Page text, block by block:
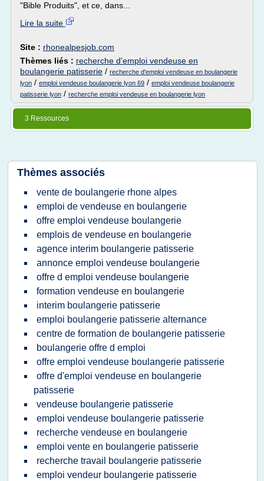
"Bible Produits", et ce, dans...
Lire la suite
Site : rhonealpesjob.com
Thèmes liés : recherche d'emploi vendeuse en
boulangerie patisserie / recherche d'emploi vendeuse en boulangerie
lyon / emploi vendeuse boulangerie lyon 69 / emploi vendeuse boulangerie
patisserie lyon / recherche emploi vendeuse en boulangerie lyon
3 Ressources
Thèmes associés
vente de boulangerie rhone alpes
emploi de vendeuse en boulangerie
offre emploi vendeuse boulangerie
emplois de vendeuse en boulangerie
agence interim boulangerie patisserie
annonce emploi vendeuse boulangerie
offre d emploi vendeuse boulangerie
formation vendeuse en boulangerie
interim boulangerie patisserie
emploi boulangerie patisserie alternance
centre de formation de boulangerie patisserie
boulangerie offre d emploi
offre emploi vendeuse boulangerie patisserie
offre d'emploi vendeuse en boulangerie
patisserie
vendeuse boulangerie patisserie
emploi vendeuse boulangerie patisserie
recherche vendeuse en boulangerie
emploi vente en boulangerie patisserie
recherche travail boulangerie patisserie
emploi vendeur boulangerie patisserie